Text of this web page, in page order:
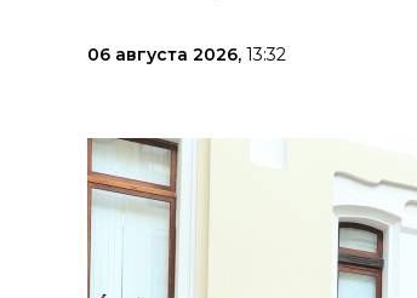
06 августа 2026, 13:32